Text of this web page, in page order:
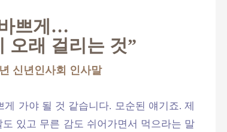
쁘게…
오래 걸리는 것”
신년인사회 인사말
가야 될 것 같습니다. 모순된 얘기죠. 제
있고 무른 감도 쉬어가면서 먹으라는 말